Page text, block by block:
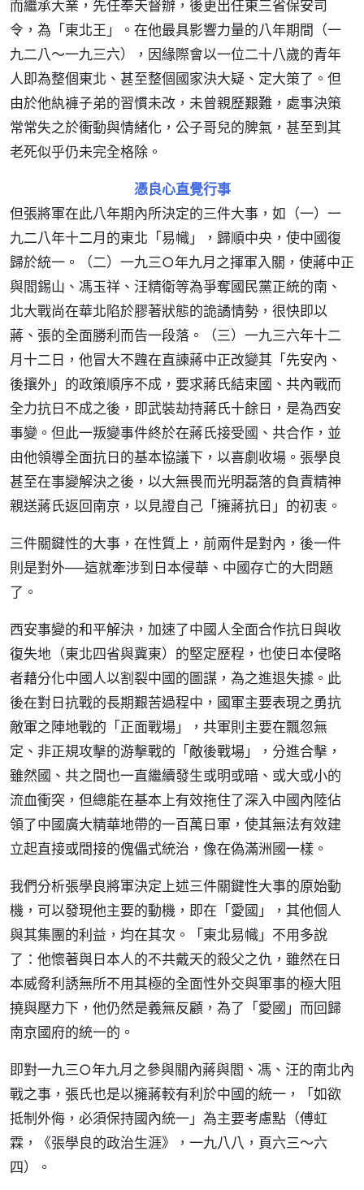
而繼承大業，先任奉天督辦，後更出任東三省保安司
令，為「東北王」。在他最具影響力量的八年期間（一
九二八～一九三六），因緣際會以一位二十八歲的青年
人即為整個東北、甚至整個國家決大疑、定大策了。但
由於他紈褲子弟的習慣未改，未曾親歷艱難，處事決策
常常失之於衝動與情緒化，公子哥兒的脾氣，甚至到其
老死似乎仍未完全格除。
憑良心直覺行事
但張將軍在此八年期內所決定的三件大事，如（一）一
九二八年十二月的東北「易幟」，歸順中央，使中國復
歸於統一。（二）一九三○年九月之揮軍入關，使蔣中正
與閻錫山、馮玉祥、汪精衛等為爭奪國民黨正統的南、
北大戰尚在華北陷於膠著狀態的詭譎情勢，很快即以
蔣、張的全面勝利而告一段落。（三）一九三六年十二
月十二日，他冒大不韙在直諫蔣中正改變其「先安內、
後攘外」的政策順序不成，要求蔣氏結束國、共內戰而
全力抗日不成之後，即武裝劫持蔣氏十餘日，是為西安
事變。但此一叛變事件終於在蔣氏接受國、共合作，並
由他領導全面抗日的基本協議下，以喜劇收場。張學良
甚至在事變解決之後，以大無畏而光明磊落的負責精神
親送蔣氏返回南京，以見證自己「擁蔣抗日」的初衷。
三件關鍵性的大事，在性質上，前兩件是對內，後一件
則是對外──這就牽涉到日本侵華、中國存亡的大問題
了。
西安事變的和平解決，加速了中國人全面合作抗日與收
復失地（東北四省與冀東）的堅定歷程，也使日本侵略
者藉分化中國人以割裂中國的圖謀，為之進退失據。此
後在對日抗戰的長期艱苦過程中，國軍主要表現之勇抗
敵軍之陣地戰的「正面戰場」，共軍則主要在飄忽無
定、非正規攻擊的游擊戰的「敵後戰場」，分進合擊，
雖然國、共之間也一直繼續發生或明或暗、或大或小的
流血衝突，但總能在基本上有效拖住了深入中國內陸佔
領了中國廣大精華地帶的一百萬日軍，使其無法有效建
立起直接或間接的傀儡式統治，像在偽滿洲國一樣。
我們分析張學良將軍決定上述三件關鍵性大事的原始動
機，可以發現他主要的動機，即在「愛國」，其他個人
與其集團的利益，均在其次。「東北易幟」不用多說
了：他懷著與日本人的不共戴天的殺父之仇，雖然在日
本威脅利誘無所不用其極的全面性外交與軍事的極大阻
撓與壓力下，他仍然是義無反顧，為了「愛國」而回歸
南京國府的統一的。
即對一九三○年九月之參與關內蔣與閻、馮、汪的南北內
戰之事，張氏也是以擁蔣較有利於中國的統一，「如欲
抵制外侮，必須保持國內統一」為主要考慮點（傅虹
霖，《張學良的政治生涯》，一九八八，頁六三～六
四）。